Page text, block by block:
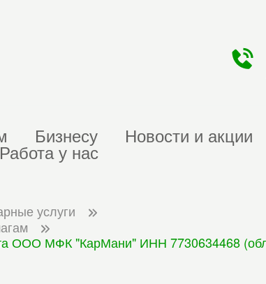
Бизнесу Новости и акции
Работа у нас
услуги
ООО МФК "КарМани" ИНН 7730634468